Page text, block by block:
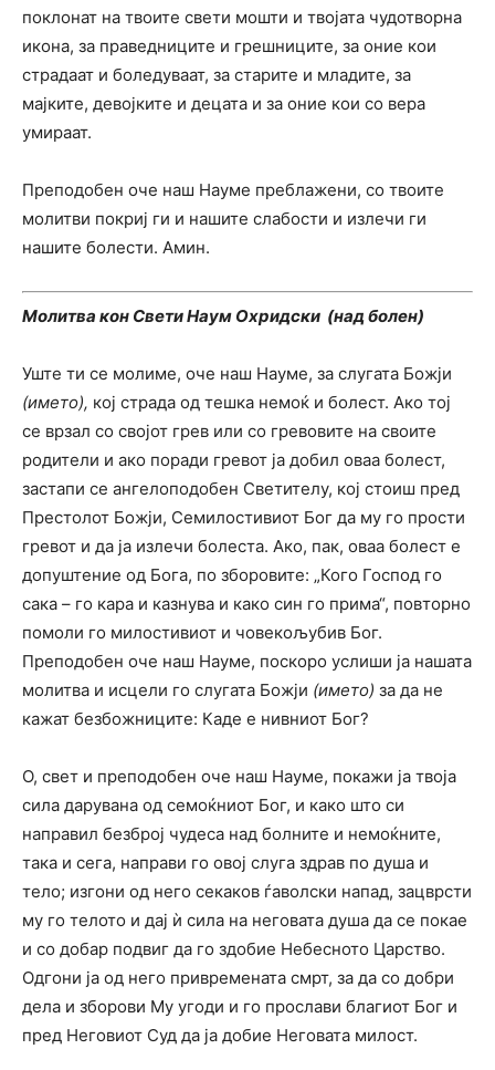
поклонат на твоите свети мошти и твојата чудотворна
икона, за праведниците и грешниците, за оние кои
страдаат и боледуваат, за старите и младите, за
мајките, девојките и децата и за оние кои со вера
умираат.
Преподобен оче наш Науме преблажени, со твоите
молитви покриј ги и нашите слабости и излечи ги
нашите болести. Амин.
Молитва кон Свети Наум Охридски (над болен)
Уште ти се молиме, оче наш Науме, за слугата Божји
(името), кој страда од тешка немоќ и болест. Ако тој
се врзал со својот грев или со гревовите на своите
родители и ако поради гревот ја добил оваа болест,
застапи се ангелоподобен Светителу, кој стоиш пред
Престолот Божји, Семилостивиот Бог да му го прости
гревот и да ја излечи болеста. Ако, пак, оваа болест е
допуштение од Бога, по зборовите: „Кого Господ го
сака – го кара и казнува и како син го прима“, повторно
помоли го милостивиот и човекољубив Бог.
Преподобен оче наш Науме, поскоро услиши ја нашата
молитва и исцели го слугата Божји (името) за да не
кажат безбожниците: Каде е нивниот Бог?
О, свет и преподобен оче наш Науме, покажи ја твоја
сила дарувана од семоќниот Бог, и како што си
направил безброј чудеса над болните и немоќните,
така и сега, направи го овој слуга здрав по душа и
тело; изгони од него секаков ѓаволски напад, зацврсти
му го телото и дај ѝ сила на неговата душа да се покае
и со добар подвиг да го здобие Небесното Царство.
Одгони ја од него привремената смрт, за да со добри
дела и зборови Му угоди и го прослави благиот Бог и
пред Неговиот Суд да ја добие Неговата милост.